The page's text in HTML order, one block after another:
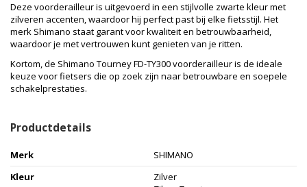
Deze voorderailleur is uitgevoerd in een stijlvolle zwarte kleur met
zilveren accenten, waardoor hij perfect past bij elke fietsstijl. Het
merk Shimano staat garant voor kwaliteit en betrouwbaarheid,
waardoor je met vertrouwen kunt genieten van je ritten.
Kortom, de Shimano Tourney FD-TY300 voorderailleur is de ideale
keuze voor fietsers die op zoek zijn naar betrouwbare en soepele
schakelprestaties.
Productdetails
Merk
SHIMANO
Kleur
Zilver